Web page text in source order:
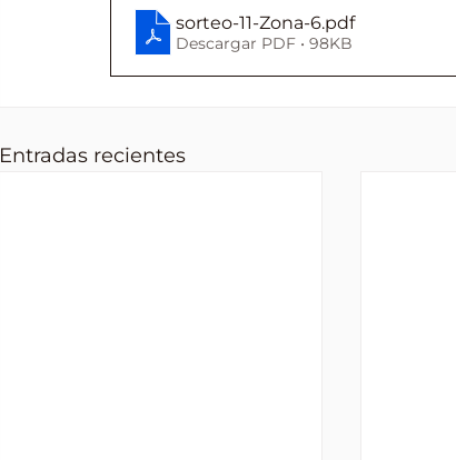
sorteo-11-Zona-6.pdf
Descargar PDF • 98KB
Entradas recientes